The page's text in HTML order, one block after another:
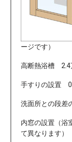
ージです）
高断熱浴槽 2.4
手すりの設置
洗面所との段差
内窓の設置（
て異なります）